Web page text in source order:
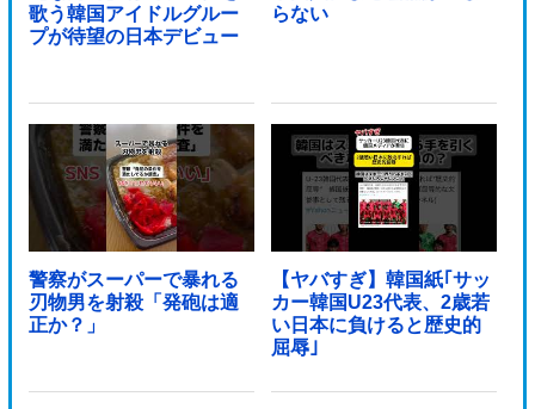
歌う韓国アイドルグルー
プが待望の日本デビュー
らない
警察がスーパーで暴れる
刃物男を射殺「発砲は適
正か？」
【ヤバすぎ】韓国紙｢サッ
カー韓国U23代表、2歳若
い日本に負けると歴史的
屈辱｣